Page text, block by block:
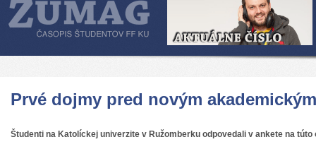
Prvé dojmy pred novým
Študenti na Katolíckej univerzite v Ružomberku odpovedali v ankete na túto